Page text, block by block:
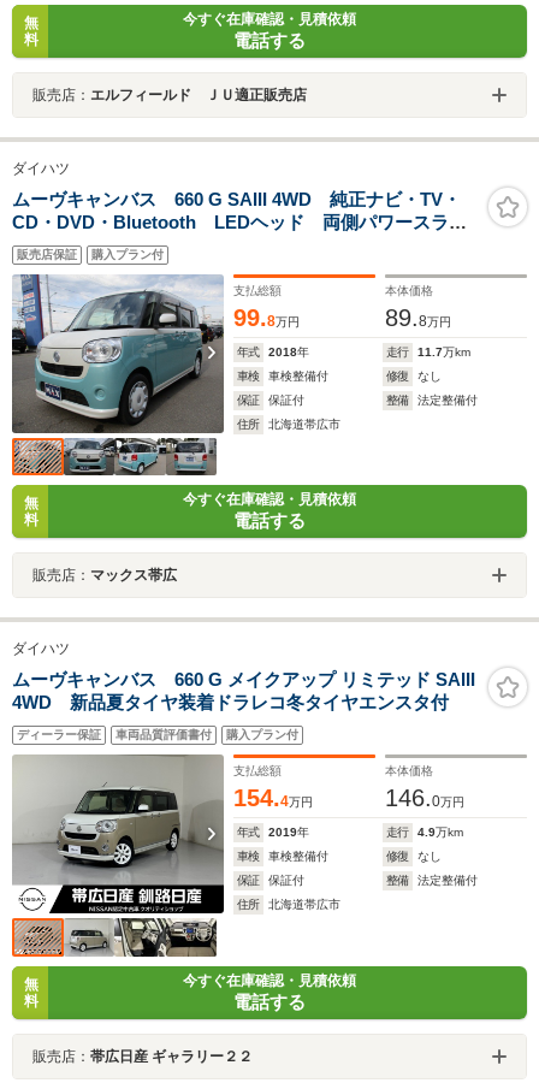
無
料
今すぐ在庫確認・見積依頼
電話する
販売店： エルフィールド ＪＵ適正販売店
ダイハツ
ムーヴキャンバス 660 G SAIII 4WD 純正ナビ・TV・
CD・DVD・Bluetooth LEDヘッド 両側パワースライ
ドドア バックカメラ レーダーブレーキ 純正ドライ
ブレコーダー オートハイビーム アイドリングストッ
プ USBソケット 横滑り防止
販売店保証 購入プラン付
支払総額
99.8万円
本体価格
89.8万円
年式 2018年 走行 11.7万km
車検
車検整備付 修復
なし
保証
保証付 整備
法定整備付
住所
北海道帯広市
無
料
今すぐ在庫確認・見積依頼
電話する
販売店： マックス帯広
ダイハツ
ムーヴキャンバス 660 G メイクアップ リミテッド SAIII
4WD 新品夏タイヤ装着ドラレコ冬タイヤエンスタ付
ディーラー保証 車両品質評価書付 購入プラン付
支払総額
154.4万円
本体価格
146.0万円
年式 2019年 走行 4.9万km
車検
車検整備付 修復
なし
保証
保証付 整備
法定整備付
住所
北海道帯広市
無
料
今すぐ在庫確認・見積依頼
電話する
販売店： 帯広日産 ギャラリー２２